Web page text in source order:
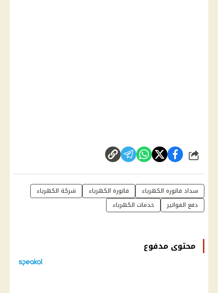
شارك
سداد فاتوره الكهرباء فاتورة الكهرباء
شركة الكهرباء
دفع الفواتير
خدمات الكهرباء
محتوى مدفوع